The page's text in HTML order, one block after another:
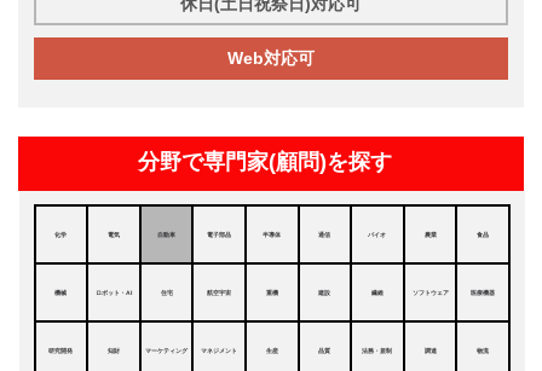
Web対応可
分野で専門家(顧問)を探す
化学 電気 自動車 電子部品 半導体 通信 バイオ 農業 食品
機械 ロボット・AI 住宅 航空宇宙 重機 建設 繊維 ソフトウェア 医療機器
研究開発 知財 マーケティング マネジメント 生産 品質 法務・規制 調達 物流